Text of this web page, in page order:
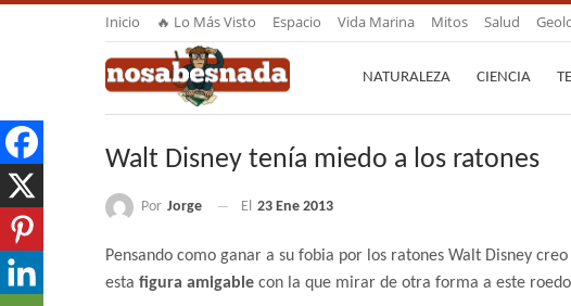
Inicio 🔥 Lo Más Visto Espacio Vida Marina Mitos Salud
NATURALEZA CIENCIA
Walt Disney tenía miedo a los ratones
Por Jorge El 23 Ene 2013
Pensando como ganar a su fobia por los ratones Walt Disney creo
esta figura amigable con la que mirar de otra forma a este